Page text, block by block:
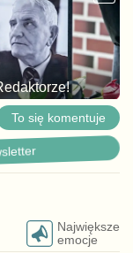
To się komentuje
Największe
emocje